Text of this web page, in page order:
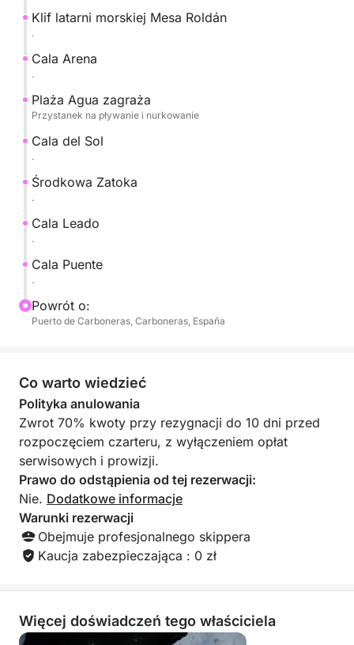
przejrzystymi wodami.
Amarga, idealne miejsce do nurkowania z rurką i
Narodowego.
Zakończymy wyprawę powrotem do portu,
podziwiając zapierające dech w piersiach
panoramiczne widoki na wybrzeże.
Klif latarni morskiej Mesa Roldán
.
Cala Arena
.
Plaża Agua zagraża
Przystanek na pływanie i nurkowanie
Cala del Sol
.
Środkowa Zatoka
.
Cala Leado
.
Cala Puente
.
Powrót o:
Puerto de Carboneras, Carboneras, España
Co warto wiedzieć
Polityka anulowania
Zwrot 70% kwoty przy rezygnacji do 10 dni przed
rozpoczęciem czarteru, z wyłączeniem opłat
serwisowych i prowizji.
Prawo do odstąpienia od tej rezerwacji:
Nie. Dodatkowe informacje
Warunki rezerwacji
Obejmuje profesjonalnego skippera
Kaucja zabezpieczająca : 0 zł
Więcej doświadczeń tego właściciela